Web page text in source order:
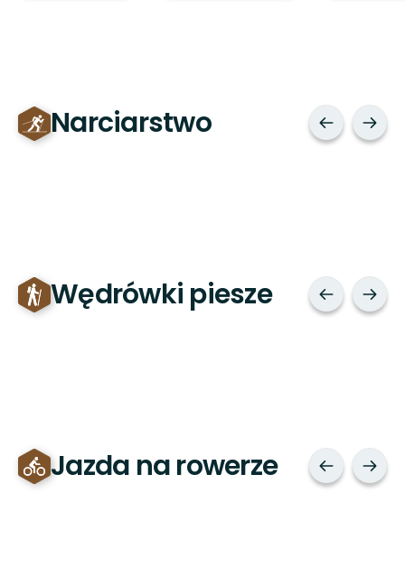
Narciarstwo
Wędrówki piesze
Jazda na rowerze